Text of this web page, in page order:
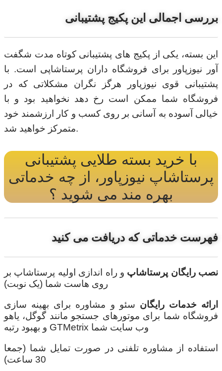
بررسی اجمالی این پکیج پشتیبانی
این بسته، یکی از پکیج های پشتیبانی کوتاه مدت شگفت
آور نیوزپاور برای فروشگاه داران پرستاشاپی است. با
پشتیبانی قوی نیوزپاور هرگز نگران مشکلاتی که در
فروشگاه شما ممکن است رخ دهد نخواهید بود و با
خیالی آسوده به آسانی بر روی کسب و کار ارزشمند خود
متمرکز خواهید شد.
با خرید بسته طلایی پشتیبانی
پرستاشاپ نیوزپاور، از چه خدماتی
بهره مند می شوید ؟
فهرست خدماتی که دریافت می کنید
نصب رایگان پرستاشاپ و راه اندازی اولیه پرستاشاپ بر
روی هاست شما (یک نوبت)
ارائه خدمات رایگان سئو و مشاوره برای بهینه سازی
فروشگاه شما برای موتورهای جستجو مانند گوگل، یاهو
و بهبود رتبه GTMetrix وب سایت شما
استفاده از مشاوره تلفنی در صورت تمایل شما (جمعا
30 ساعت)